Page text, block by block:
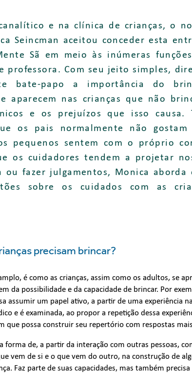
e na clínica de crianças, o
Seincman aceitou conceder esta
Sã em meio às inúmeras
professora. Com seu jeito simples,
bate-papo a importância do
aparecem nas crianças que não
e os prejuízos que isso causa.
os pais normalmente não
pequenos sentem com o próprio
os cuidadores tendem a projetar
ou fazer julgamentos, Monica aborda
sobre os cuidados com as
precisam brincar?
é como as crianças, assim como os adultos, se
da possibilidade e da capacidade de brincar. Por
assumir um papel ativo, a partir de uma experiência
e é examinada, ao propor a repetição dessa
que possa construir seu repertório com respostas
forma de, a partir da interação com outras pessoas,
vem de si e o que vem do outro, na construção de
Faz parte de suas capacidades, mas também